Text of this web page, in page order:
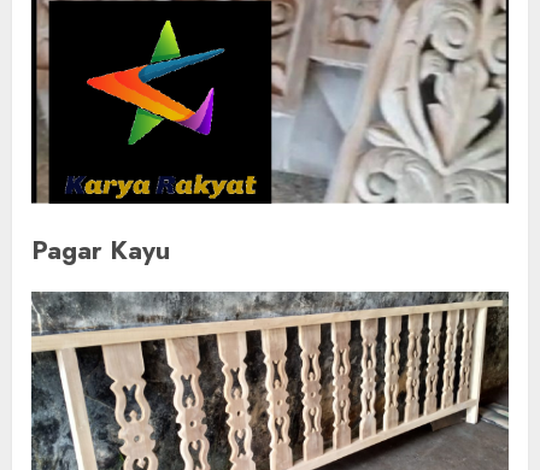
Pagar Kayu